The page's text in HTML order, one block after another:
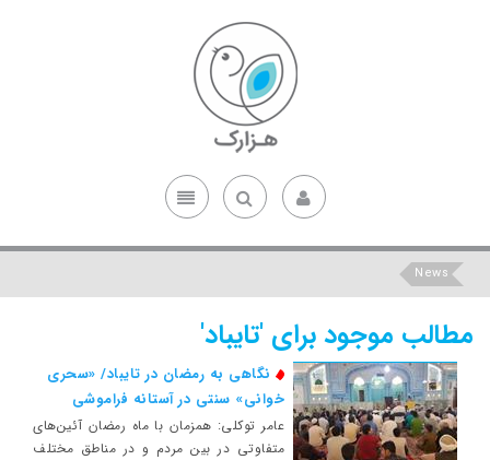
News
مطالب موجود برای 'تایباد'
نگاهی به رمضان در تایباد/ «سحری
خوانی» سنتی در آستانه فراموشی
عامر توکلی: همزمان با ماه رمضان آئین‌های
متفاوتی در بین مردم و در مناطق مختلف